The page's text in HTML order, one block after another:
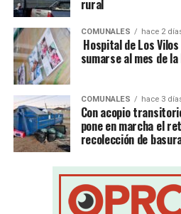
rural
COMUNALES hace 2
Hospital de Los
sumarse al mes de
COMUNALES hace 3
Con acopio
pone en marcha el
recolección de